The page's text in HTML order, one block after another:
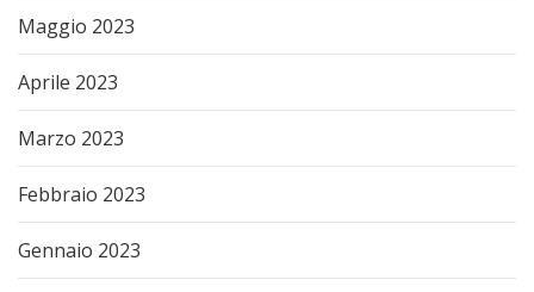
Maggio 2023
Aprile 2023
Marzo 2023
Febbraio 2023
Gennaio 2023